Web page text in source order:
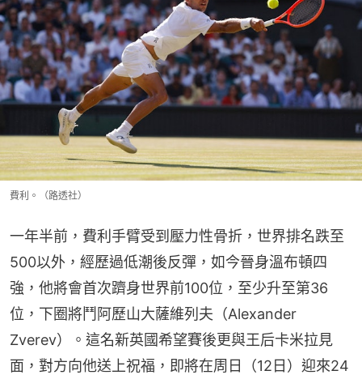
費利。（路透社）
一年半前，費利手臂受到壓力性骨折，世界排名跌至
500以外，經歷過低潮後反彈，如今晉身溫布頓四
強，他將會首次躋身世界前100位，至少升至第36
位，下圈將鬥阿歷山大薩維列夫（Alexander
Zverev）。這名新英國希望賽後更與王后卡米拉見
面，對方向他送上祝福，即將在周日（12日）迎來24